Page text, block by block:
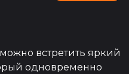
встретить яркий
одновременно